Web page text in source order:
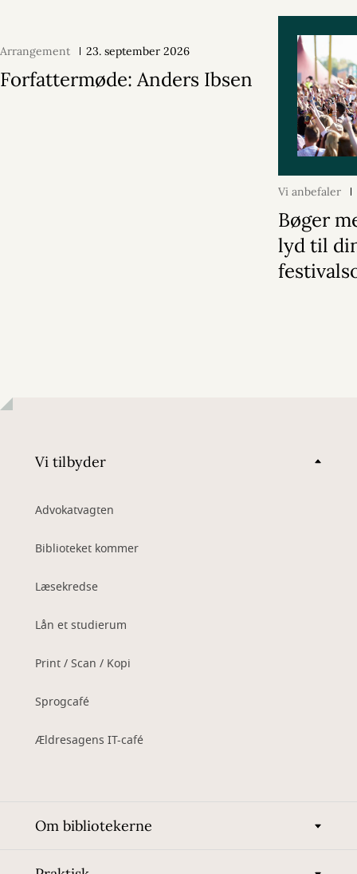
Arrangement 23. september 2026
Forfattermøde: Anders Ibsen
Vi anbefaler
Bøger
lyd til
Vi tilbyder
Advokatvagten
Biblioteket kommer
Læsekredse
Lån et studierum
Print / Scan / Kopi
Sprogcafé
Ældresagens IT-café
Om bibliotekerne